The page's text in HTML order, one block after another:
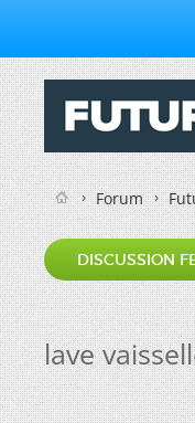
Forum
DISCUSSION
lave